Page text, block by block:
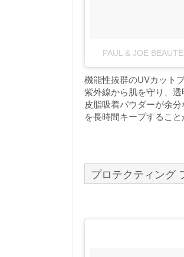
PAUL & JOE
機能性抜群のUVカット
紫外線から肌を守り、透
皮脂吸着パウダーが余
を長時間キープするこ
プロテクティング